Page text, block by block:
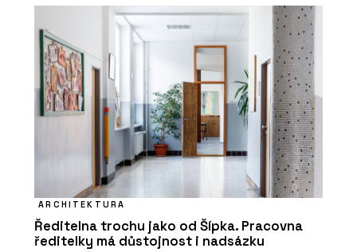
ARCHITEKTURA
Ředitelna trochu jako od Šípka. Pracovna
ředitelky má důstojnost i nadsázku